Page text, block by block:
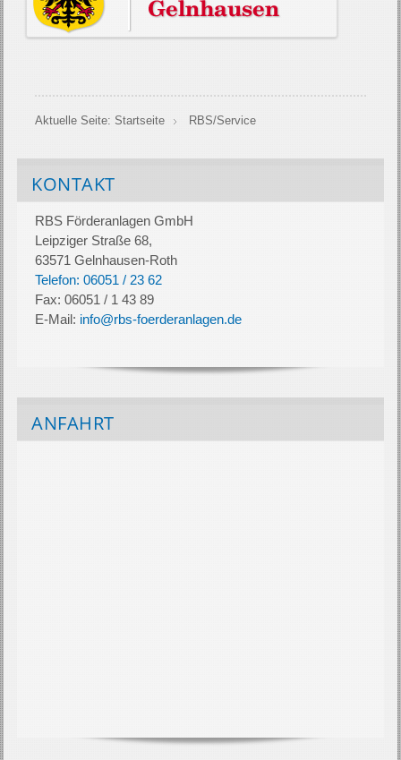
Aktuelle Seite:Startseite RBS/Service
KONTAKT
RBS Förderanlagen GmbH
Leipziger Straße 68,
63571 Gelnhausen-Roth
Telefon: 06051 / 23 62
Fax: 06051 / 1 43 89
E-Mail: info@rbs-foerderanlagen.de
ANFAHRT